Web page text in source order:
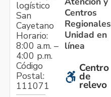
logístico
San
Cayetano
Horario:
8:00 a.m. –
4:00 p.m.
Código
Postal:
111071
Centros
Regionales
Unidad en
línea
Centro
de
relevo